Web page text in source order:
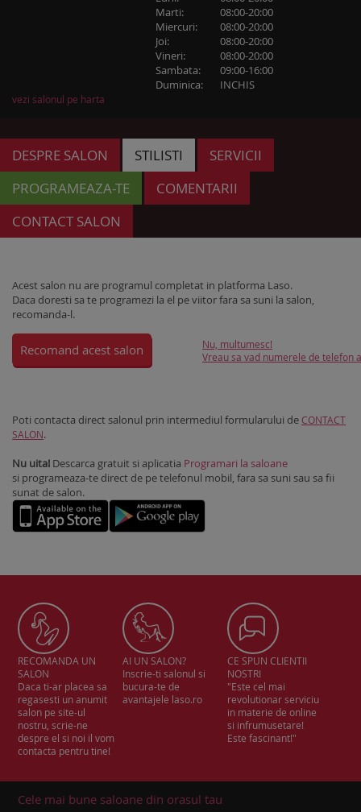
Marti:
08:00-20:00
Miercuri:
08:00-20:00
Joi:
08:00-20:00
Vineri:
08:00-20:00
Sambata:
09:00-16:00
Duminica:
INCHIS
vezi salonul pe harta
DESPRE SALON STILISTI
SERVICII
PROGRAMEAZA-TE
COMENTARII
CONTACT SALON
Acest salon nu are programul completat in platforma Laso.
Daca doresti sa te programezi la el pe viitor fara sa suni la salon,
recomanda-l.
Recomand acest salon
Nu, multumesc!
Vreau sa vad numerele de telefon
Poti contacta direct salonul prin intermediul formularului de CONTACT
SALON.
Nu uita! Descarca gratuit si aplicatia Programari la saloane
si programeaza-te direct de pe telefonul mobil, fara sa suni sau sa fii
sunat de salon.
RECOMANDA UN
SALON
Daca ti-ar placea sa
regasesti un anumit
salon pe site-ul
nostru, scrie-ne
despre el si noi il vom
contacta pentru tine!
AI UN SALON?
Inscrie-ti salonul si
bucura-te de
avantajele laso.ro
CE SPUN CLIENTII
NOSTRI
"Este cel mai
revolutionar serviciu
in materie de online
si infrumusetare!
Este fascinant!"
Cele mai bune saloane din orasul tau